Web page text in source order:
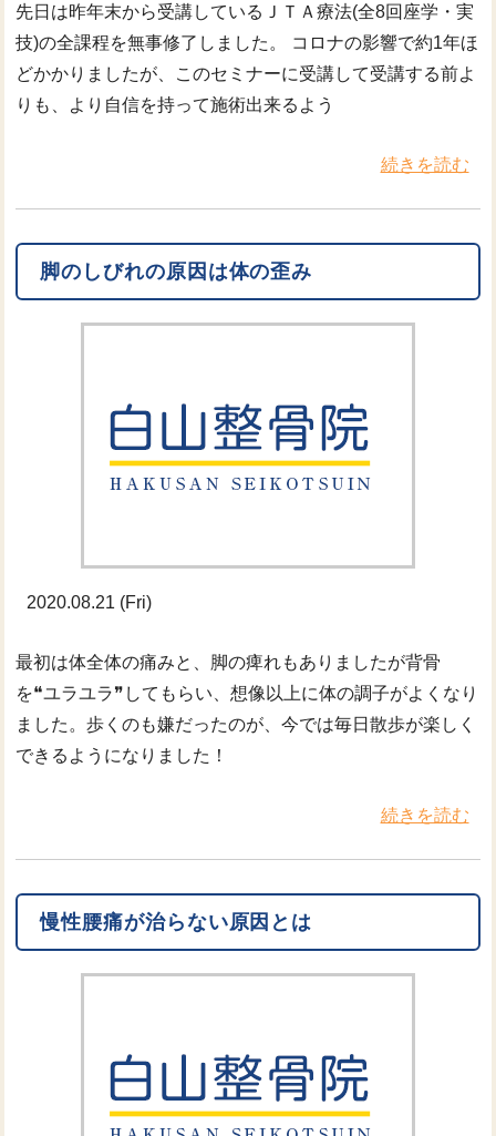
先日は昨年末から受講しているＪＴＡ療法(全8回座学・実
技)の全課程を無事修了しました。 コロナの影響で約1年ほ
どかかりましたが、このセミナーに受講して受講する前よ
りも、より自信を持って施術出来るよう
続きを読む
脚のしびれの原因は体の歪み
2020.08.21 (Fri)
最初は体全体の痛みと、脚の痺れもありましたが背骨
を❝ユラユラ❞してもらい、想像以上に体の調子がよくなり
ました。歩くのも嫌だったのが、今では毎日散歩が楽しく
できるようになりました！
続きを読む
慢性腰痛が治らない原因とは